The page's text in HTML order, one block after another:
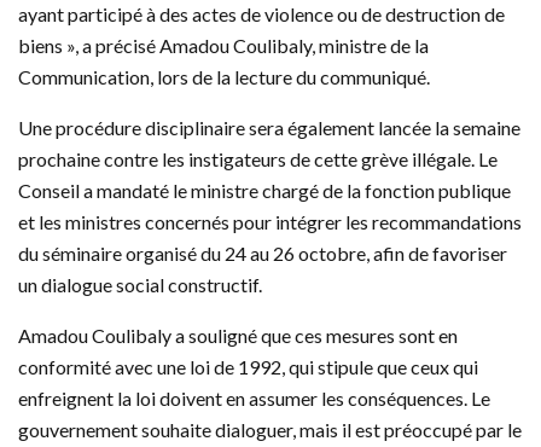
ayant participé à des actes de violence ou de destruction de
biens », a précisé Amadou Coulibaly, ministre de la
Communication, lors de la lecture du communiqué.
Une procédure disciplinaire sera également lancée la semaine
prochaine contre les instigateurs de cette grève illégale. Le
Conseil a mandaté le ministre chargé de la fonction publique
et les ministres concernés pour intégrer les recommandations
du séminaire organisé du 24 au 26 octobre, afin de favoriser
un dialogue social constructif.
Amadou Coulibaly a souligné que ces mesures sont en
conformité avec une loi de 1992, qui stipule que ceux qui
enfreignent la loi doivent en assumer les conséquences. Le
gouvernement souhaite dialoguer, mais il est préoccupé par le